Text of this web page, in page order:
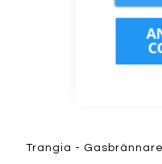
Trangia - Gasbrännare